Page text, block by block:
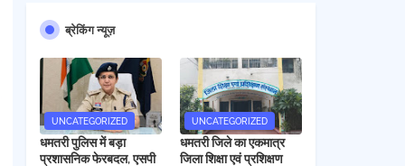
ब्रेकिंग न्यूज़
UNCATEGORIZED
धमतरी पुलिस में बड़ा
प्रशासनिक फेरबदल, एसपी
UNCATEGORIZED
धमतरी जिले का एकमात्र
जिला शिक्षा एवं प्रशिक्षण